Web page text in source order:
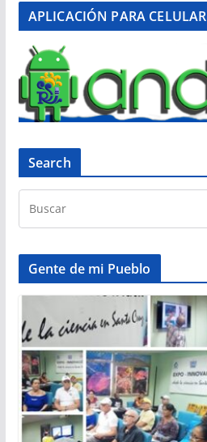
APLICACIÓN PARA
Search
Gente de mi Pueblo